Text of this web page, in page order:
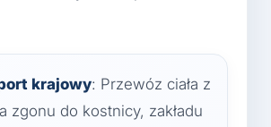
krajowy: Przewóz ciała z
zgonu do kostnicy, zakładu